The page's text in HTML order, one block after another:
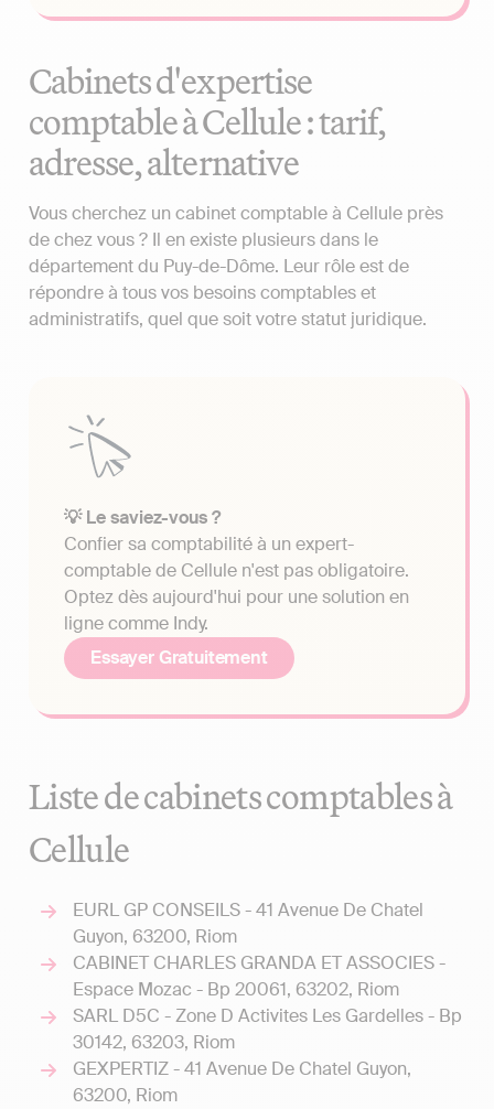
Cabinets d'expertise
comptable à Cellule : tarif,
adresse, alternative
Vous cherchez un cabinet comptable à Cellule près
de chez vous ? Il en existe plusieurs dans le
département du Puy-de-Dôme. Leur rôle est de
répondre à tous vos besoins comptables et
administratifs, quel que soit votre statut juridique.
💡 Le saviez-vous ?
Confier sa comptabilité à un expert-
comptable de Cellule n'est pas obligatoire.
Optez dès aujourd'hui pour une solution en
ligne comme Indy.
Essayer Gratuitement
Liste de cabinets comptables à
Cellule
EURL GP CONSEILS - 41 Avenue De Chatel
Guyon, 63200, Riom
CABINET CHARLES GRANDA ET ASSOCIES -
Espace Mozac - Bp 20061, 63202, Riom
SARL D5C - Zone D Activites Les Gardelles - Bp
30142, 63203, Riom
GEXPERTIZ - 41 Avenue De Chatel Guyon,
63200, Riom